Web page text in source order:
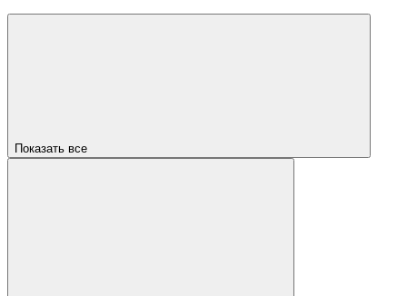
Показать все